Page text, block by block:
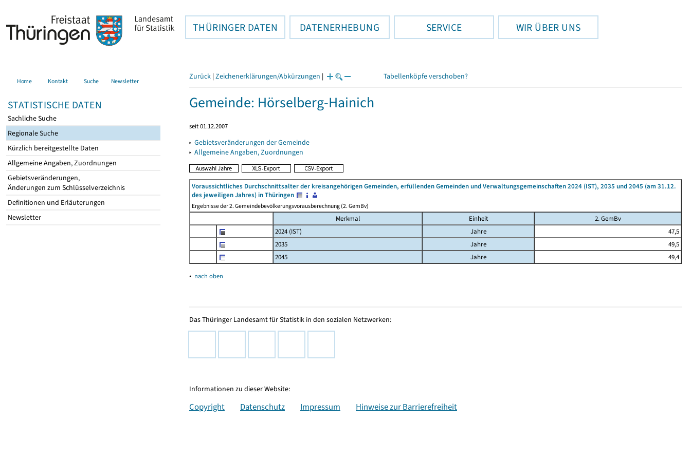
THÜRINGER DATEN DATENERHEBUNG SERVICE WIR ÜBER UNS
Home Kontakt Suche Newsletter
STATISTISCHE DATEN
Sachliche Suche
Regionale Suche
Kürzlich bereitgestellte Daten
Allgemeine Angaben, Zuordnungen
Gebietsveränderungen,
Änderungen zum Schlüsselverzeichnis
Definitionen und Erläuterungen
Newsletter
Zurück | Zeichenerklärungen/Abkürzungen | Tabellenköpfe verschoben?
Gemeinde: Hörselberg-Hainich
seit 01.12.2007
▸ Gebietsveränderungen der Gemeinde
▸ Allgemeine Angaben, Zuordnungen
Voraussichtliches Durchschnittsalter der kreisangehörigen Gemeinden, erfüllenden Gemeinden und Verwaltungsgemeinschaften 2024 (IST), 2035 und 2045 (am 31.12.
des jeweiligen Jahres) in Thüringen
Ergebnisse der 2. Gemeindebevölkerungsvorausberechnung (2. GemBv)
Merkmal Einheit
2. GemBv
2024 (IST)
Jahre
47,5
2035
Jahre
49,5
2045
Jahre 49,4
▴ nach oben
Das Thüringer Landesamt für Statistik in den sozialen Netzwerken:
Informationen zu dieser Website:
Copyright Datenschutz Impressum Hinweise zur Barrierefreiheit